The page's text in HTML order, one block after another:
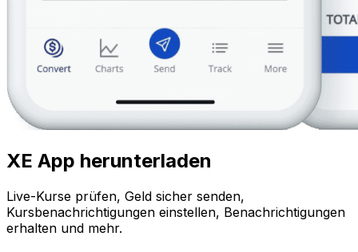
XE App herunterladen
Live-Kurse prüfen, Geld sicher senden,
Kursbenachrichtigungen einstellen, Benachrichtigungen
erhalten und mehr.